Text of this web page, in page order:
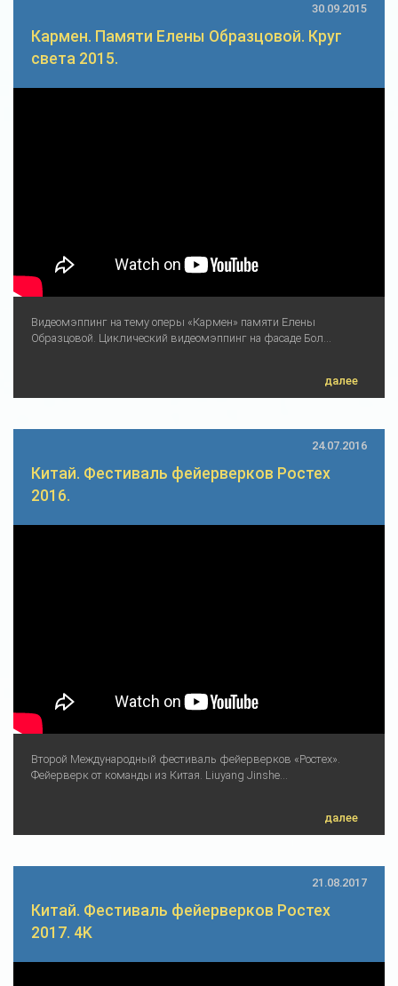
30.09.2015
Кармен. Памяти Елены Образцовой. Круг
света 2015.
Видеомэппинг на тему оперы «Кармен» памяти Елены
Образцовой. Циклический видеомэппинг на фасаде Бол...
далее
24.07.2016
Китай. Фестиваль фейерверков Ростех
2016.
Второй Международный фестиваль фейерверков «Ростех».
Фейерверк от команды из Китая. Liuyang Jinshe...
далее
21.08.2017
Китай. Фестиваль фейерверков Ростех
2017. 4K